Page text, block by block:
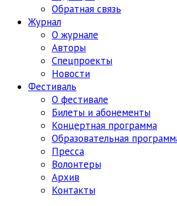
Обратная связь
Журнал
О журнале
Авторы
Спецпроекты
Новости
Фестиваль
О фестивале
Билеты и абонементы
Концертная программа
Образовательная
Пресса
Волонтеры
Архив
Контакты